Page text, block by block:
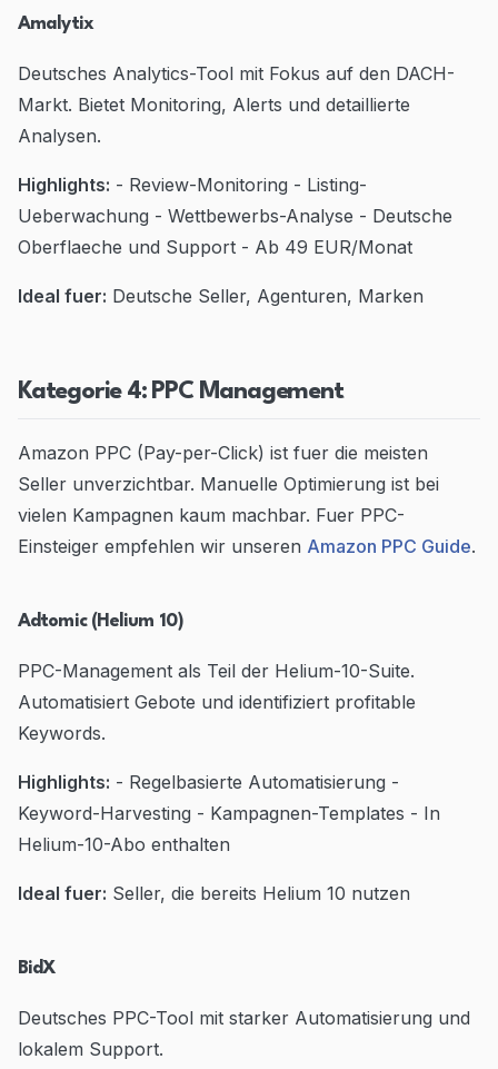
Amalytix
Deutsches Analytics-Tool mit Fokus auf den DACH-
Markt. Bietet Monitoring, Alerts und detaillierte
Analysen.
Highlights: - Review-Monitoring - Listing-
Ueberwachung - Wettbewerbs-Analyse - Deutsche
Oberflaeche und Support - Ab 49 EUR/Monat
Ideal fuer: Deutsche Seller, Agenturen, Marken
Kategorie 4: PPC Management
Amazon PPC (Pay-per-Click) ist fuer die meisten
Seller unverzichtbar. Manuelle Optimierung ist bei
vielen Kampagnen kaum machbar. Fuer PPC-
Einsteiger empfehlen wir unseren Amazon PPC Guide.
Adtomic (Helium 10)
PPC-Management als Teil der Helium-10-Suite.
Automatisiert Gebote und identifiziert profitable
Keywords.
Highlights: - Regelbasierte Automatisierung -
Keyword-Harvesting - Kampagnen-Templates - In
Helium-10-Abo enthalten
Ideal fuer: Seller, die bereits Helium 10 nutzen
BidX
Deutsches PPC-Tool mit starker Automatisierung und
lokalem Support.